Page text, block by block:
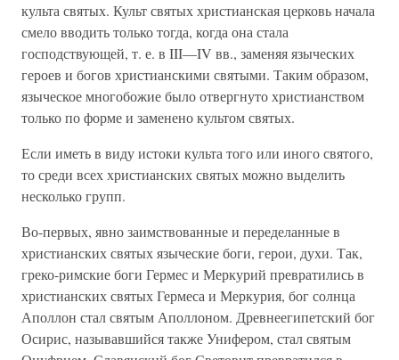
культа святых. Культ святых христианская церковь начала
смело вводить только тогда, когда она стала
господствующей, т. е. в III—IV вв., заменяя языческих
героев и богов христианскими святыми. Таким образом,
языческое многобожие было отвергнуто христианством
только по форме и заменено культом святых.
Если иметь в виду истоки культа того или иного святого,
то среди всех христианских святых можно выделить
несколько групп.
Во-первых, явно заимствованные и переделанные в
христианских святых языческие боги, герои, духи. Так,
греко-римские боги Гермес и Меркурий превратились в
христианских святых Гермеса и Меркурия, бог солнца
Аполлон стал святым Аполлоном. Древнеегипетский бог
Осирис, называвшийся также Унифером, стал святым